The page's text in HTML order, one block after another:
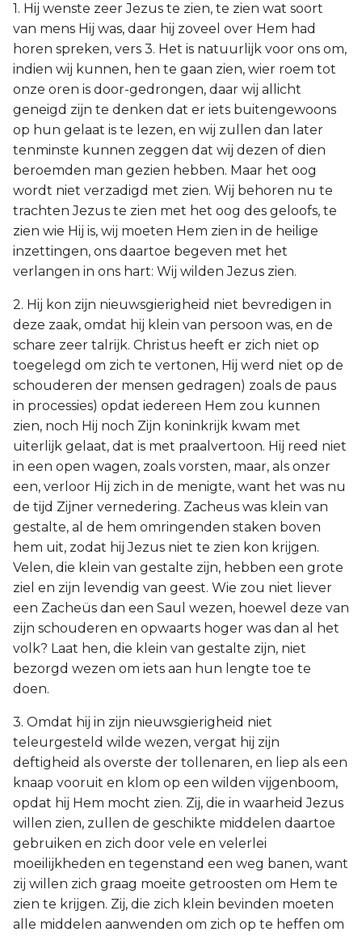
1. Hij wenste zeer Jezus te zien, te zien wat soort
van mens Hij was, daar hij zoveel over Hem had
horen spreken, vers 3. Het is natuurlijk voor ons om,
indien wij kunnen, hen te gaan zien, wier roem tot
onze oren is door-gedrongen, daar wij allicht
geneigd zijn te denken dat er iets buitengewoons
op hun gelaat is te lezen, en wij zullen dan later
tenminste kunnen zeggen dat wij dezen of dien
beroemden man gezien hebben. Maar het oog
wordt niet verzadigd met zien. Wij behoren nu te
trachten Jezus te zien met het oog des geloofs, te
zien wie Hij is, wij moeten Hem zien in de heilige
inzettingen, ons daartoe begeven met het
verlangen in ons hart: Wij wilden Jezus zien.
2. Hij kon zijn nieuwsgierigheid niet bevredigen in
deze zaak, omdat hij klein van persoon was, en de
schare zeer talrijk. Christus heeft er zich niet op
toegelegd om zich te vertonen, Hij werd niet op de
schouderen der mensen gedragen) zoals de paus
in processies) opdat iedereen Hem zou kunnen
zien, noch Hij noch Zijn koninkrijk kwam met
uiterlijk gelaat, dat is met praalvertoon. Hij reed niet
in een open wagen, zoals vorsten, maar, als onzer
een, verloor Hij zich in de menigte, want het was nu
de tijd Zijner vernedering. Zacheus was klein van
gestalte, al de hem omringenden staken boven
hem uit, zodat hij Jezus niet te zien kon krijgen.
Velen, die klein van gestalte zijn, hebben een grote
ziel en zijn levendig van geest. Wie zou niet liever
een Zacheüs dan een Saul wezen, hoewel deze van
zijn schouderen en opwaarts hoger was dan al het
volk? Laat hen, die klein van gestalte zijn, niet
bezorgd wezen om iets aan hun lengte toe te
doen.
3. Omdat hij in zijn nieuwsgierigheid niet
teleurgesteld wilde wezen, vergat hij zijn
deftigheid als overste der tollenaren, en liep als een
knaap vooruit en klom op een wilden vijgenboom,
opdat hij Hem mocht zien. Zij, die in waarheid Jezus
willen zien, zullen de geschikte middelen daartoe
gebruiken en zich door vele en velerlei
moeilijkheden en tegenstand een weg banen, want
zij willen zich graag moeite getroosten om Hem te
zien te krijgen. Zij, die zich klein bevinden moeten
alle middelen aanwenden om zich op te heffen om